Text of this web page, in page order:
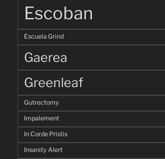
Escoban
Escuela Grind
Gaerea
Greenleaf
Gutrectomy
Impalement
In Corde Pristis
Insanity Alert